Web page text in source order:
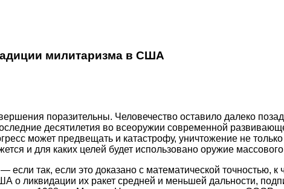
милитаризма в США
поразительны. Человечество оставило далеко
десятилетия во всеоружии современной
может предвещать и катастрофу, уничтожение не
и для каких целей будет использовано оружие
если так, если это доказано с математической
ликвидации их ракет средней и меньшей дальности,